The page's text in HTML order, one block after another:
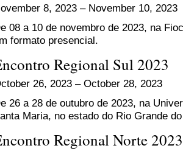
8, 2023 – November 10, 2023
08 a 10 de novembro de 2023, na
formato presencial.
Regional Sul 2023
26, 2023 – October 28, 2023
26 a 28 de outubro de 2023, na
Maria, no estado do Rio Grande
Regional Norte 2023